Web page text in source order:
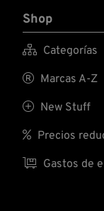
Shop
 Categorías
 Marcas A-Z
 New Stuff
 Precios
 Gastos de